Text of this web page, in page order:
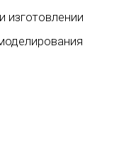
изготовлении